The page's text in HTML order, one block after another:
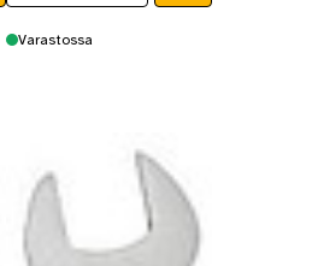
Varastossa